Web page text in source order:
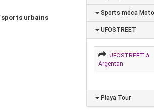
sports urbains
Sports méca Moto
UFOSTREET
UFOSTREET à
Argentan
Playa Tour